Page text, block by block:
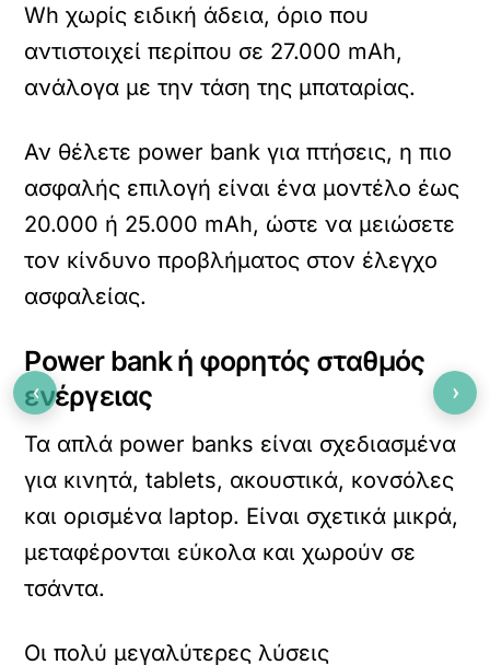
Wh χωρίς ειδική άδεια, όριο που
αντιστοιχεί περίπου σε 27.000 mAh,
ανάλογα με την τάση της μπαταρίας.
Αν θέλετε power bank για πτήσεις, η πιο
ασφαλής επιλογή είναι ένα μοντέλο έως
20.000 ή 25.000 mAh, ώστε να μειώσετε
τον κίνδυνο προβλήματος στον έλεγχο
ασφαλείας.
Power bank ή φορητός σταθμός
ενέργειας
Τα απλά power banks είναι σχεδιασμένα
για κινητά, tablets, ακουστικά, κονσόλες
και ορισμένα laptop. Είναι σχετικά μικρά,
μεταφέρονται εύκολα και χωρούν σε
τσάντα.
Οι πολύ μεγαλύτερες λύσεις
‹ ›